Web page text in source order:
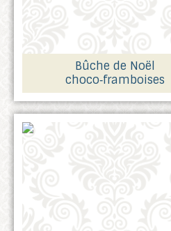
Bûche de Noël
choco‑framboises